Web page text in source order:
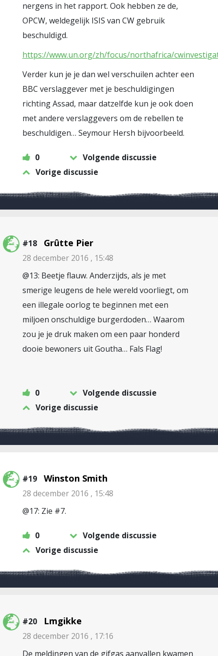
nergens in het rapport. Ook hebben ze de,
OPCW, weldegelijk ISIS van CW gebruik
beschuldigd.
https://www.un.org/zh/focus/northafrica/
Verder kun je je dan wel verschuilen achter een
BBC verslaggever met je beschuldigingen
richting Assad, maar datzelfde kun je ook doen
met andere verslaggevers om de rebellen te
beschuldigen… Seymour Hersh bijvoorbeeld.
0
Volgende discussie
Vorige discussie
#18 Grûtte Pier
28 december 2016 , 15:48
@13: Beetje flauw. Anderzijds, als je met
smerige leugens de hele wereld voorliegt, om
een illegale oorlog te beginnen met een
miljoen onschuldige burgerdoden… Waarom
zou je je druk maken om een paar honderd
dooie bewoners uit Goutha… Fals Flag!
0
Volgende discussie
Vorige discussie
#19 Winston Smith
28 december 2016 , 15:48
@17: Zie #7.
0
Volgende discussie
Vorige discussie
#20 Lmgikke
28 december 2016 , 17:16
De meldingen van de gifgas aanvallen kwamen